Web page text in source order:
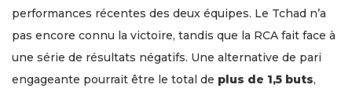
performances récentes des deux équipes. Le Tchad n’a
pas encore connu la victoire, tandis que la RCA fait face à
une série de résultats négatifs. Une alternative de pari
engageante pourrait être le total de plus de 1,5 buts,